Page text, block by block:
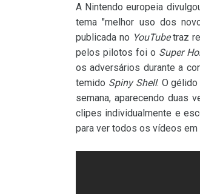
A Nintendo europeia
tema "melhor uso dos
publicada no YouTubetraz
pelos pilotos foi o Super
os adversários durante a
temido Spiny Shell. O
semana, aparecendo duas
clipes individualmente e
para ver todos os vídeos em